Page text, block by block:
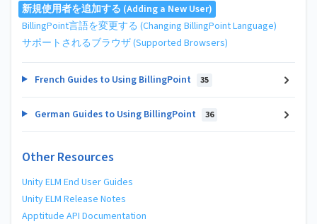
新規使用者を追加する (Adding a New User)
BillingPoint言語を変更する (Changing BillingPoint Language)
サポートされるブラウザ (Supported Browsers)
French Guides to Using BillingPoint 35
German Guides to Using BillingPoint 36
Other Resources
Unity ELM End User Guides
Unity ELM Release Notes
Apptitude API Documentation